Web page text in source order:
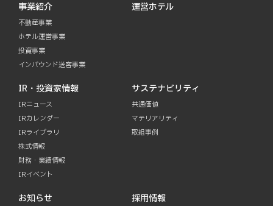
事業紹介
不動産事業
ホテル運営事業
投資事業
インバウンド送客事業
運営ホテル
IR・投資家情報
IRニュース
IRカレンダー
IRライブラリ
株式情報
財務・業績情報
IRイベント
サステナビリティ
共通価値
マテリアリティ
取組事例
お知らせ
採用情報